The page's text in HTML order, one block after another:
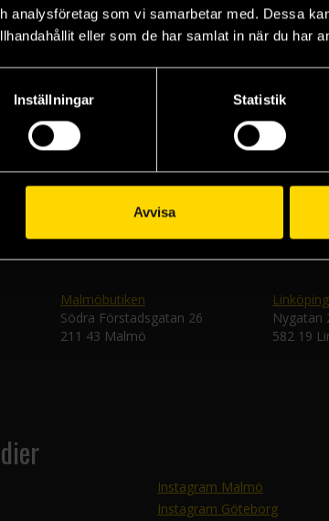
analysföretag som vi samarbetar med. Dessa
eller som de har samlat in när du har
Inställningar Statistik
Avvisa
på vårt nyhetsbrev
Malmöbutiken
Södra Förstadsgatan 26
211 43 Malmö
Nygatan
582 19
Instagram Malmö
Instagram Göteborg